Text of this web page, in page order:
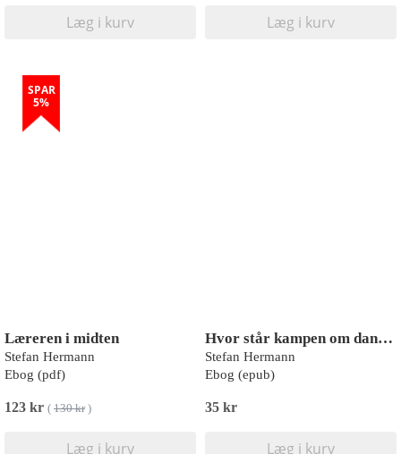
Læg i kurv Læg i kurv
SPAR
5%
Læreren i midten
Stefan Hermann
Ebog (pdf)
123 kr ( 130 kr)
Læg i kurv
Hvor står kampen om dannelsen?
Stefan Hermann
Ebog (epub)
35 kr
Læg i kurv